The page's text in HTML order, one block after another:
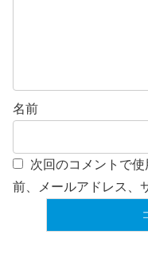
名前
次回のコメントで
前、メールアドレス、